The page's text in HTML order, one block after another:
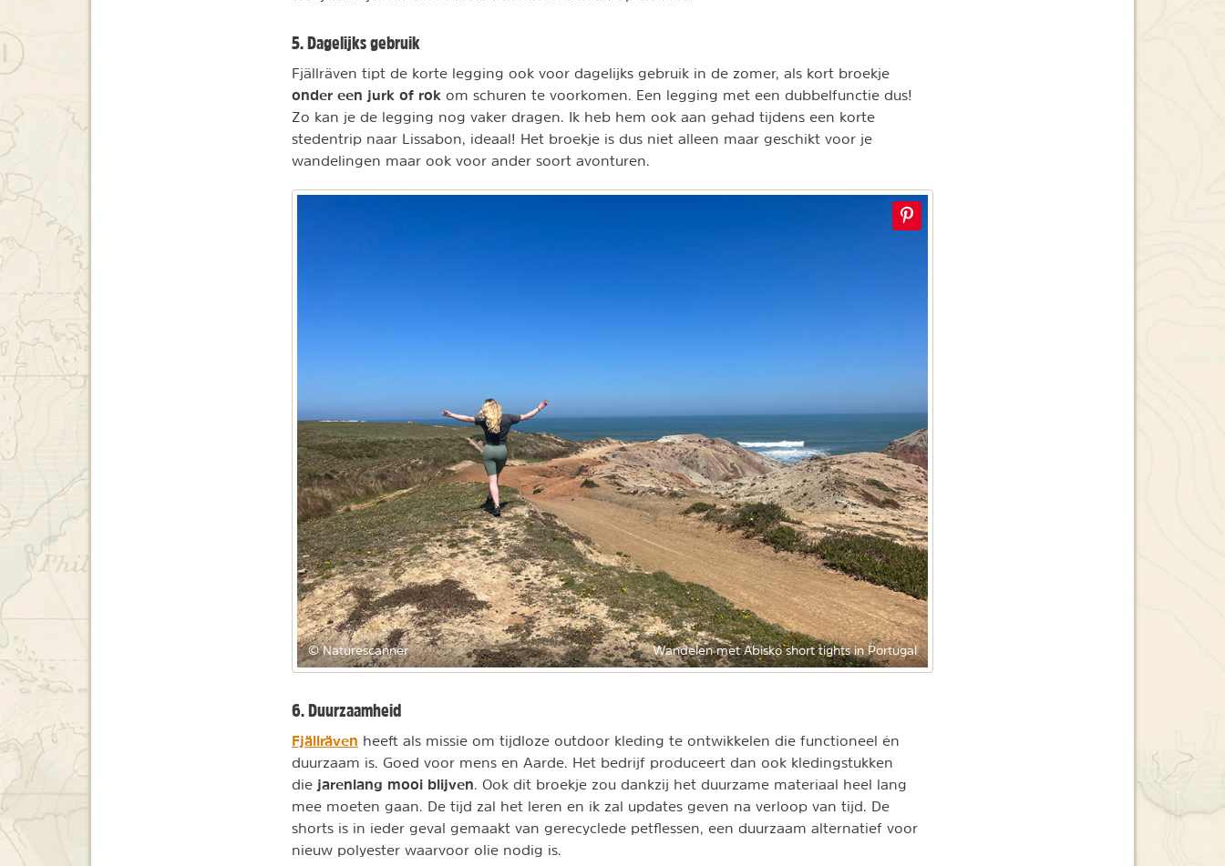
5. Dagelijks gebruik
Fjällräven tipt de korte legging ook voor dagelijks gebruik in de zomer, als kort broekje
onder een jurk of rok om schuren te voorkomen. Een legging met een dubbelfunctie dus!
Zo kan je de legging nog vaker dragen. Ik heb hem ook aan gehad tijdens een korte
stedentrip naar Lissabon, ideaal! Het broekje is dus niet alleen maar geschikt voor je
wandelingen maar ook voor ander soort avonturen.
© Naturescanner Wandelen met Abisko short tights in Portugal
6. Duurzaamheid
Fjällräven heeft als missie om tijdloze outdoor kleding te ontwikkelen die functioneel én
duurzaam is. Goed voor mens en Aarde. Het bedrijf produceert dan ook kledingstukken
die jarenlang mooi blijven. Ook dit broekje zou dankzij het duurzame materiaal heel lang
mee moeten gaan. De tijd zal het leren en ik zal updates geven na verloop van tijd. De
shorts is in ieder geval gemaakt van gerecyclede petflessen, een duurzaam alternatief voor
nieuw polyester waarvoor olie nodig is.